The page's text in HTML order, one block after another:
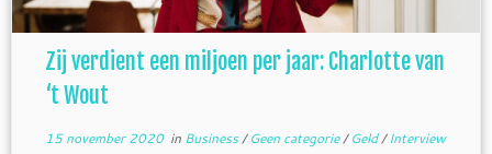
Zij verdient een miljoen per jaar: Charlotte van
‘t Wout
15 november 2020in Business/Geen categorie/Geld/Interview